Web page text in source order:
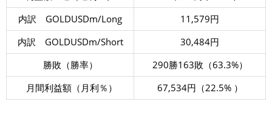
内訳 GOLDUSDm/Long
11,579円
内訳 GOLDUSDm/Short
30,484円
勝敗（勝率）
290勝163敗（63.3%）
月間利益額（月利％）
67,534円（22.5% ）